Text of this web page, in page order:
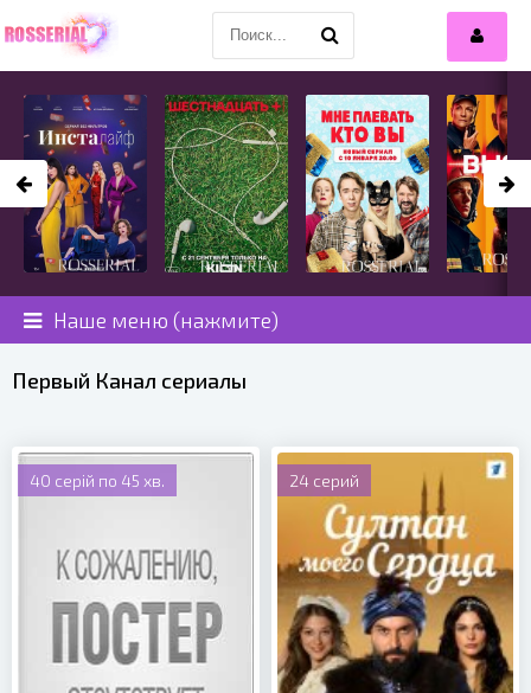
Наше меню (нажмите)
Первый Канал сериалы
40 серій по 45 хв. 24 серий